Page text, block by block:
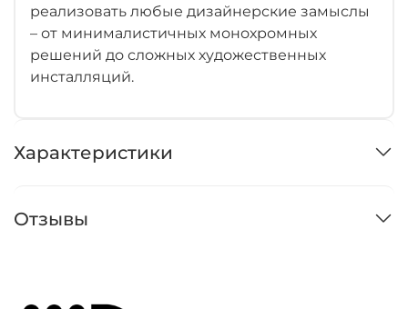
реализовать любые дизайнерские замыслы
– от минималистичных монохромных
решений до сложных художественных
инсталляций.
Характеристики
Отзывы